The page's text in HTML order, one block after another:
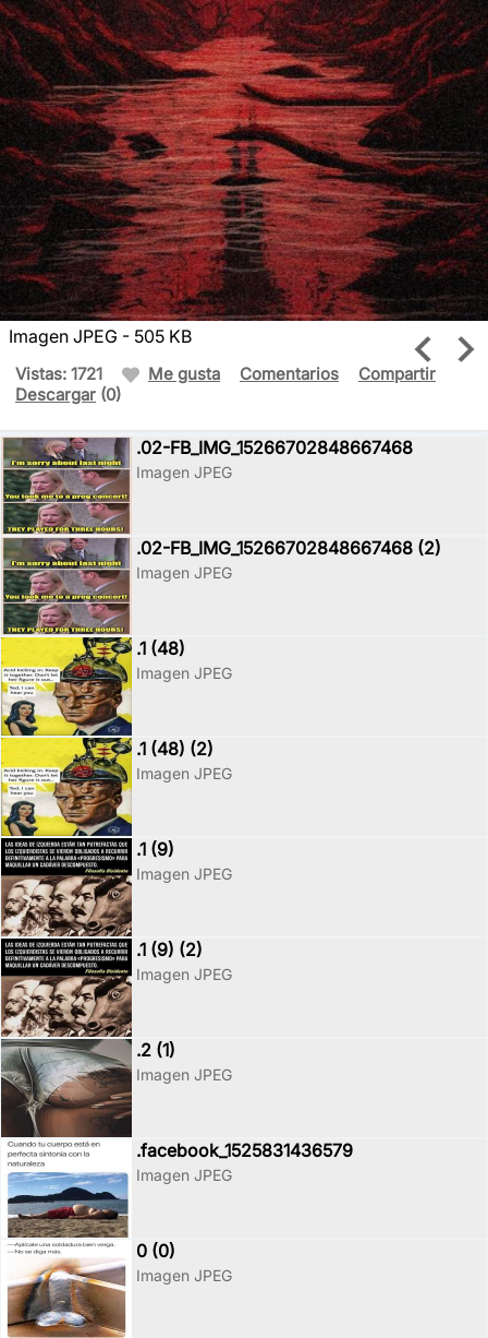
Imagen JPEG - 505 KB
Vistas: 1721 Me gusta Comentarios
Compartir
Descargar (0)
.02-FB_IMG_15266702848667468
Imagen JPEG
.02-FB_IMG_15266702848667468 (2)
Imagen JPEG
.1 (48)
Imagen JPEG
.1 (48) (2)
Imagen JPEG
.1 (9)
Imagen JPEG
.1 (9) (2)
Imagen JPEG
.2 (1)
Imagen JPEG
.facebook_1525831436579
Imagen JPEG
0 (0)
Imagen JPEG